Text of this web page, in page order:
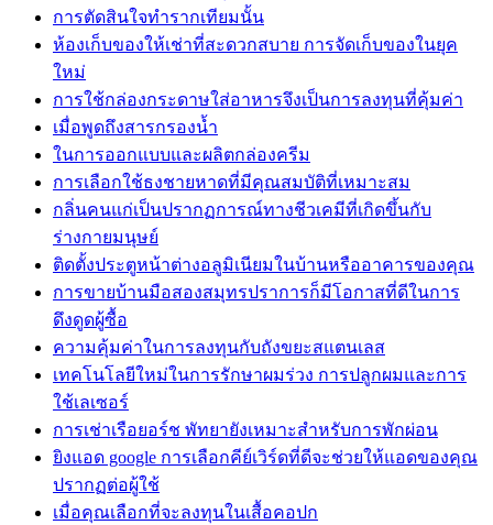
การตัดสินใจทำรากเทียมนั้น
ห้องเก็บของให้เช่าที่สะดวกสบาย การจัดเก็บของในยุค
ใหม่
การใช้กล่องกระดาษใส่อาหารจึงเป็นการลงทุนที่คุ้มค่า
เมื่อพูดถึงสารกรองน้ำ
ในการออกแบบและผลิตกล่องครีม
การเลือกใช้ธงชายหาดที่มีคุณสมบัติที่เหมาะสม
กลิ่นคนแก่เป็นปรากฏการณ์ทางชีวเคมีที่เกิดขึ้นกับ
ร่างกายมนุษย์
ติดตั้งประตูหน้าต่างอลูมิเนียมในบ้านหรืออาคารของคุณ
การขายบ้านมือสองสมุทรปราการก็มีโอกาสที่ดีในการ
ดึงดูดผู้ซื้อ
ความคุ้มค่าในการลงทุนกับถังขยะสแตนเลส
เทคโนโลยีใหม่ในการรักษาผมร่วง การปลูกผมและการ
ใช้เลเซอร์
การเช่าเรือยอร์ช พัทยายังเหมาะสำหรับการพักผ่อน
ยิงแอด google การเลือกคีย์เวิร์ดที่ดีจะช่วยให้แอดของคุณ
ปรากฏต่อผู้ใช้
เมื่อคุณเลือกที่จะลงทุนในเสื้อคอปก